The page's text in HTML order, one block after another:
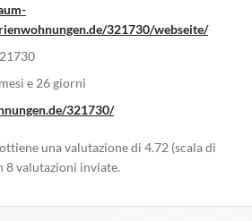
321730/webseite/
e 26 giorni
321730/
una valutazione di 4.72 (scala di
8 valutazioni inviate.